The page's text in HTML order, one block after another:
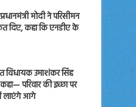
मोदी ने परिसीमन
दिए, कहा कि एनडीए के
विधायक उमाशंकर सिंह
परिवार की इच्छा पर
लाएंगे आगे